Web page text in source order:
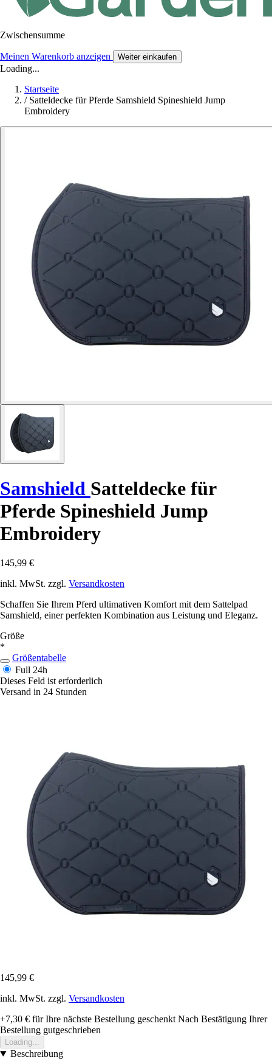
Zwischensumme
Meinen Warenkorb anzeigen Weiter einkaufen
Loading...
Startseite
/ Satteldecke für Pferde Samshield Spineshield Jump
Embroidery
Samshield Satteldecke für
Pferde Spineshield Jump
Embroidery
145,99 €
inkl. MwSt. zzgl. Versandkosten
Schaffen Sie Ihrem Pferd ultimativen Komfort mit dem Sattelpad
Samshield, einer perfekten Kombination aus Leistung und Eleganz.
Größe
*
Größentabelle
Full 24h
Dieses Feld ist erforderlich
Versand in 24 Stunden
145,99 €
inkl. MwSt. zzgl. Versandkosten
+7,30 € für Ihre nächste Bestellung geschenkt Nach Bestätigung Ihrer
Bestellung gutgeschrieben
Loading...
Beschreibung